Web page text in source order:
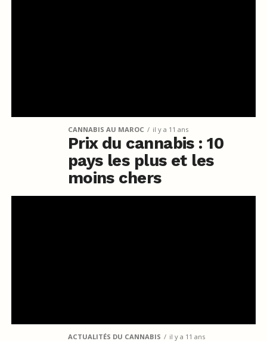
CANNABIS AU MAROC il y a 11 ans
Prix du cannabis : 10
pays les plus et les
moins chers
ACTUALITÉS DU CANNABIS il y a 11 ans